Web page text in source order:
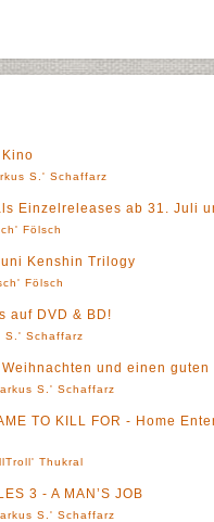
Kino
S.' Schaffarz
Einzelreleases ab 31. Juli
Fölsch
Kenshin Trilogy
Fölsch
auf DVD & BD!
S.' Schaffarz
und einen guten
S.' Schaffarz
TO KILL FOR - Home
Thukral
3 - A MAN’S JOB
S.' Schaffarz